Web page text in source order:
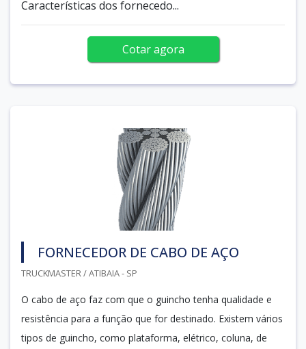
Características dos fornecedo...
Cotar agora
FORNECEDOR DE CABO DE AÇO
TRUCKMASTER / ATIBAIA - SP
O cabo de aço faz com que o guincho tenha qualidade e
resistência para a função que for destinado. Existem vários
tipos de guincho, como plataforma, elétrico, coluna, de